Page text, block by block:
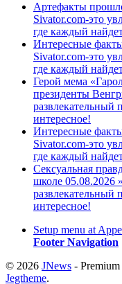
Артефакты
Sivator.com-это
где каждый
Интересные
Sivator.com-это
где каждый
Герой мема
президенты
развлекательный
интересное!
Интересные
Sivator.com-это
где каждый
Сексуальная
школе 05.08.2026
развлекательный
интересное!
Setup menu at
Footer Navigation
© 2026 JNews -
Jegtheme.